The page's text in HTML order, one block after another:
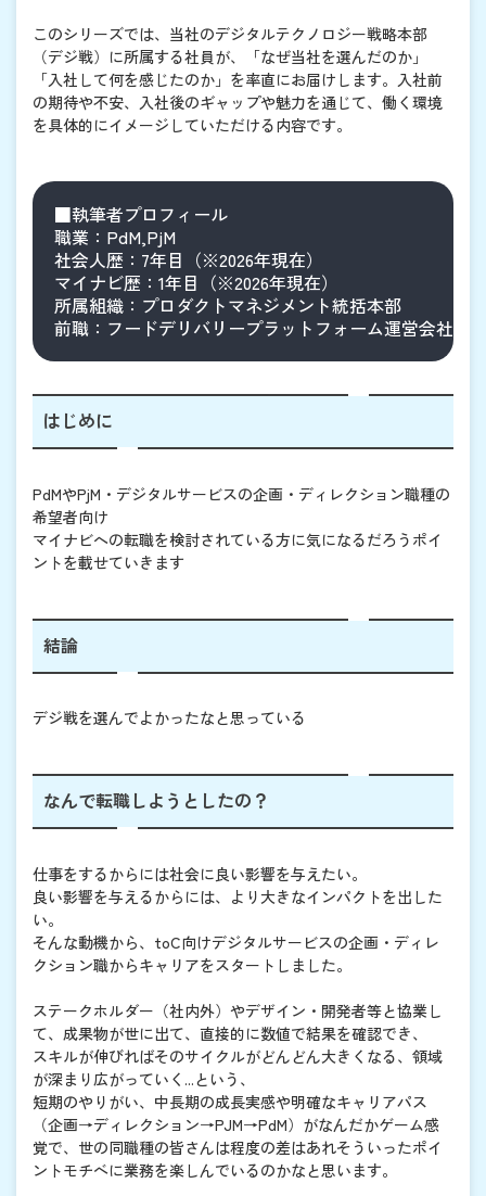
このシリーズでは、当社のデジタルテクノロジー戦略本部
（デジ戦）に所属する社員が、「なぜ当社を選んだのか」
「入社して何を感じたのか」を率直にお届けします。入社前
の期待や不安、入社後のギャップや魅力を通じて、働く環境
を具体的にイメージしていただける内容です。
■執筆者プロフィール
職業：PdM,PjM
社会人歴：7年目（※2026年現在）
マイナビ歴：1年目（※2026年現在）
所属組織：プロダクトマネジメント統括本部
はじめに
PdMやPjM・デジタルサービスの企画・ディレクション職種の
希望者向け
マイナビへの転職を検討されている方に気になるだろうポイ
ントを載せていきます
結論
デジ戦を選んでよかったなと思っている
なんで転職しようとしたの？
仕事をするからには社会に良い影響を与えたい。
良い影響を与えるからには、より大きなインパクトを出した
い。
そんな動機から、toC向けデジタルサービスの企画・ディレ
クション職からキャリアをスタートしました。
ステークホルダー（社内外）やデザイン・開発者等と協業し
て、成果物が世に出て、直接的に数値で結果を確認でき、
スキルが伸びればそのサイクルがどんどん大きくなる、領域
が深まり広がっていく...という、
短期のやりがい、中長期の成長実感や明確なキャリアパス
（企画→ディレクション→PJM→PdM）がなんだかゲーム感
覚で、世の同職種の皆さんは程度の差はあれそういったポイ
ントモチベに業務を楽しんでいるのかなと思います。